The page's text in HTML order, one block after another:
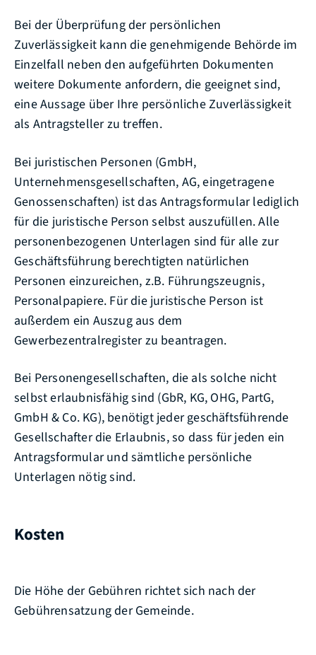
Bei der Überprüfung der persönlichen
Zuverlässigkeit kann die genehmigende Behörde im
Einzelfall neben den aufgeführten Dokumenten
weitere Dokumente anfordern, die geeignet sind,
eine Aussage über Ihre persönliche Zuverlässigkeit
als Antragsteller zu treffen.
Bei juristischen Personen (GmbH,
Unternehmensgesellschaften, AG, eingetragene
Genossenschaften) ist das Antragsformular lediglich
für die juristische Person selbst auszufüllen. Alle
personenbezogenen Unterlagen sind für alle zur
Geschäftsführung berechtigten natürlichen
Personen einzureichen, z.B. Führungszeugnis,
Personalpapiere. Für die juristische Person ist
außerdem ein Auszug aus dem
Gewerbezentralregister zu beantragen.
Bei Personengesellschaften, die als solche nicht
selbst erlaubnisfähig sind (GbR, KG, OHG, PartG,
GmbH & Co. KG), benötigt jeder geschäftsführende
Gesellschafter die Erlaubnis, so dass für jeden ein
Antragsformular und sämtliche persönliche
Unterlagen nötig sind.
Kosten
Die Höhe der Gebühren richtet sich nach der
Gebührensatzung der Gemeinde.